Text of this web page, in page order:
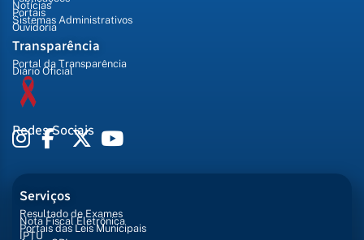
Notícias
Portais
Sistemas Administrativos
Ouvidoria
Transparência
Portal da Transparência
Diário Oficial
Redes Sociais
Serviços
Resultado de Exames
Nota Fiscal Eletrônica
Portais das Leis Municipais
IPTU